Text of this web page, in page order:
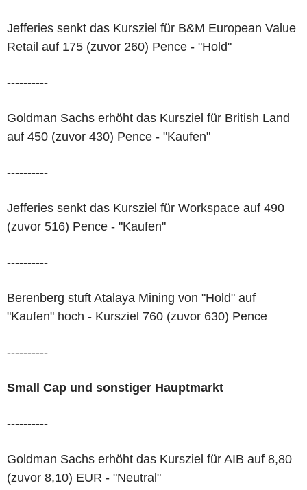
Jefferies senkt das Kursziel für B&M European Value
Retail auf 175 (zuvor 260) Pence - "Hold"
----------
Goldman Sachs erhöht das Kursziel für British Land
auf 450 (zuvor 430) Pence - "Kaufen"
----------
Jefferies senkt das Kursziel für Workspace auf 490
(zuvor 516) Pence - "Kaufen"
----------
Berenberg stuft Atalaya Mining von "Hold" auf
"Kaufen" hoch - Kursziel 760 (zuvor 630) Pence
----------
Small Cap und sonstiger Hauptmarkt
----------
Goldman Sachs erhöht das Kursziel für AIB auf 8,80
(zuvor 8,10) EUR - "Neutral"